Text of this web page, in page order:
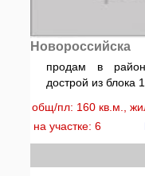
Новороссийска
продам в
дострой из блока
общ/пл: 160 кв.м.,
на участке: 6